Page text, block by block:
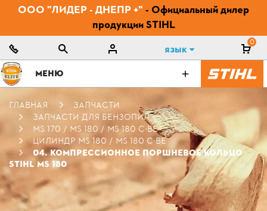
ООО "ЛИДЕР - ДНЕПР +" - Официальный дилер
продукции STIHL
Язык
0
МЕНЮ
ГЛАВНАЯ
ЗАПЧАСТИ
ЗАПЧАСТИ ДЛЯ БЕНЗОПИЛ
MS 170 / MS 180 / MS 180 C-BE
ЦИЛИНДР MS 180 / MS 180 C-BE
04. КОМПРЕССИОННОЕ ПОРШНЕВОЕ КОЛЬЦО
STIHL MS 180